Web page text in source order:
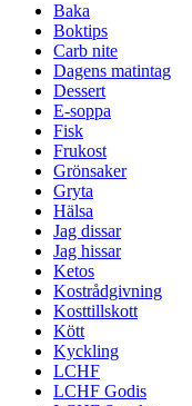
Baka
Boktips
Carb nite
Dagens matintag
Dessert
E-soppa
Fisk
Frukost
Grönsaker
Gryta
Hälsa
Jag dissar
Jag hissar
Ketos
Kostrådgivning
Kosttillskott
Kött
Kyckling
LCHF
LCHF Godis